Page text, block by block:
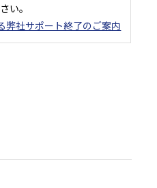
い。
弊社サポート終了のご案内